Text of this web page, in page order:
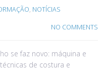
, NOTÍCIAS
NO COMMENTS
se faz novo: máquina e
de costura e